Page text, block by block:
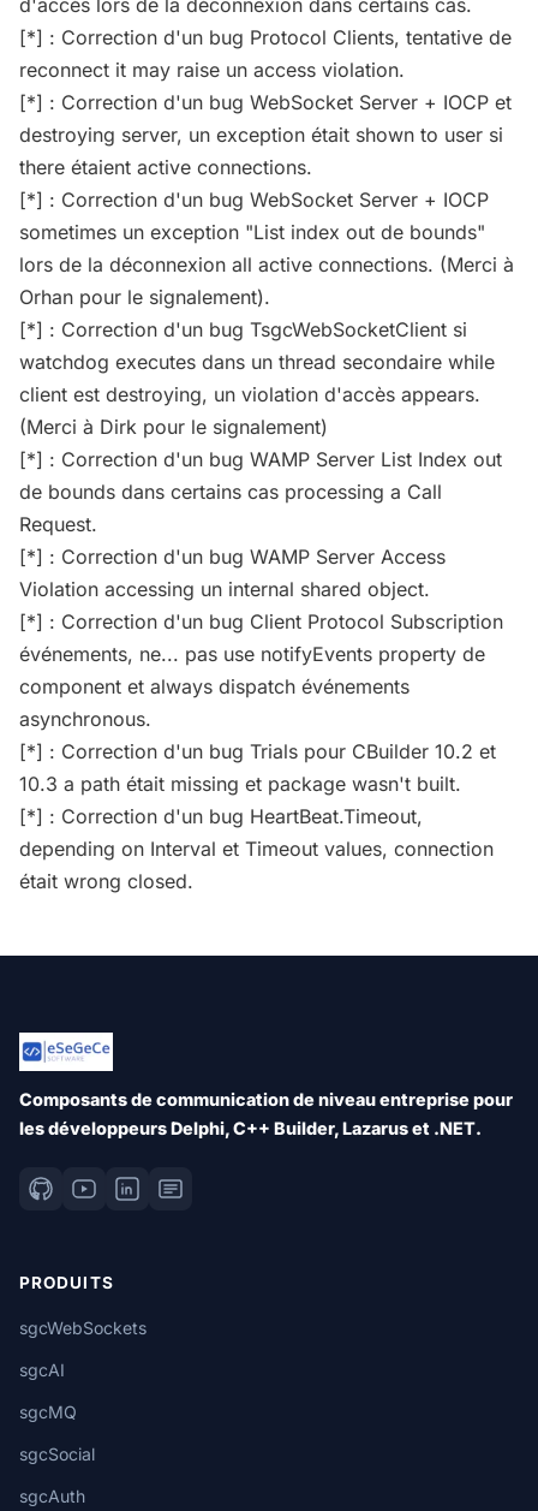
d'accès lors de la déconnexion dans certains cas.
[*] : Correction d'un bug Protocol Clients, tentative de
reconnect it may raise un access violation.
[*] : Correction d'un bug WebSocket Server + IOCP et
destroying server, un exception était shown to user si
there étaient active connections.
[*] : Correction d'un bug WebSocket Server + IOCP
sometimes un exception "List index out de bounds"
lors de la déconnexion all active connections. (Merci à
Orhan pour le signalement).
[*] : Correction d'un bug TsgcWebSocketClient si
watchdog executes dans un thread secondaire while
client est destroying, un violation d'accès appears.
(Merci à Dirk pour le signalement)
[*] : Correction d'un bug WAMP Server List Index out
de bounds dans certains cas processing a Call
Request.
[*] : Correction d'un bug WAMP Server Access
Violation accessing un internal shared object.
[*] : Correction d'un bug Client Protocol Subscription
événements, ne... pas use notifyEvents property de
component et always dispatch événements
asynchronous.
[*] : Correction d'un bug Trials pour CBuilder 10.2 et
10.3 a path était missing et package wasn't built.
[*] : Correction d'un bug HeartBeat.Timeout,
depending on Interval et Timeout values, connection
était wrong closed.
Composants de communication de niveau entreprise pour
les développeurs Delphi, C++ Builder, Lazarus et .NET.
PRODUITS
sgcWebSockets
sgcAI
sgcMQ
sgcSocial
sgcAuth